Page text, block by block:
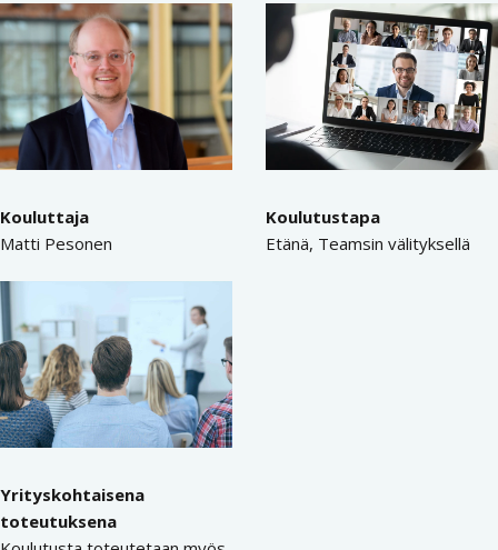
Kouluttaja
Matti Pesonen
Koulutustapa
Etänä, Teamsin välityksellä
Yrityskohtaisena
toteutuksena